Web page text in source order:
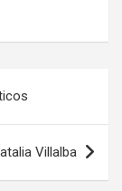
Villalba